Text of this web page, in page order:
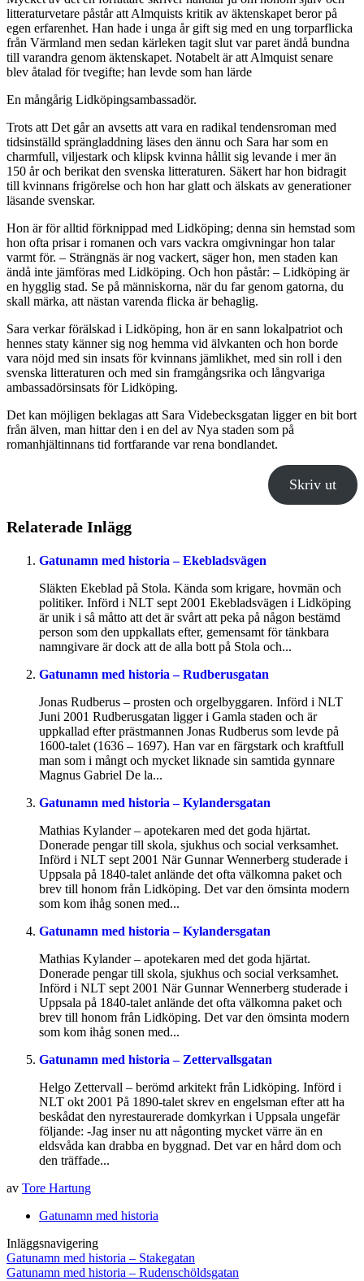
litteraturvetare påstår att Almquists kritik av äktenskapet beror på
egen erfarenhet. Han hade i unga år gift sig med en ung torparflicka
från Värmland men sedan kärleken tagit slut var paret ändå bundna
till varandra genom äktenskapet. Notabelt är att Almquist senare
blev åtalad för tvegifte; han levde som han lärde
En mångårig Lidköpingsambassadör.
Trots att Det går an avsetts att vara en radikal tendensroman med
tidsinställd sprängladdning läses den ännu och Sara har som en
charmfull, viljestark och klipsk kvinna hållit sig levande i mer än
150 år och berikat den svenska litteraturen. Säkert har hon bidragit
till kvinnans frigörelse och hon har glatt och älskats av generationer
läsande svenskar.
Hon är för alltid förknippad med Lidköping; denna sin hemstad som
hon ofta prisar i romanen och vars vackra omgivningar hon talar
varmt för. – Strängnäs är nog vackert, säger hon, men staden kan
ändå inte jämföras med Lidköping. Och hon påstår: – Lidköping är
en hygglig stad. Se på människorna, när du far genom gatorna, du
skall märka, att nästan varenda flicka är behaglig.
Sara verkar förälskad i Lidköping, hon är en sann lokalpatriot och
hennes staty känner sig nog hemma vid älvkanten och hon borde
vara nöjd med sin insats för kvinnans jämlikhet, med sin roll i den
svenska litteraturen och med sin framgångsrika och långvariga
ambassadörsinsats för Lidköping.
Det kan möjligen beklagas att Sara Videbecksgatan ligger en bit bort
från älven, man hittar den i en del av Nya staden som på
romanhjältinnans tid fortfarande var rena bondlandet.
Skriv ut
Relaterade Inlägg
Gatunamn med historia – Ekebladsvägen
Släkten Ekeblad på Stola. Kända som krigare, hovmän och
politiker. Införd i NLT sept 2001 Ekebladsvägen i Lidköping
är unik i så måtto att det är svårt att peka på någon bestämd
person som den uppkallats efter, gemensamt för tänkbara
namngivare är dock att de alla bott på Stola och...
Gatunamn med historia – Rudberusgatan
Jonas Rudberus – prosten och orgelbyggaren. Införd i NLT
Juni 2001 Rudberusgatan ligger i Gamla staden och är
uppkallad efter prästmannen Jonas Rudberus som levde på
1600-talet (1636 – 1697). Han var en färgstark och kraftfull
man som i mångt och mycket liknade sin samtida gynnare
Magnus Gabriel De la...
Gatunamn med historia – Kylandersgatan
Mathias Kylander – apotekaren med det goda hjärtat.
Donerade pengar till skola, sjukhus och social verksamhet.
Införd i NLT sept 2001 När Gunnar Wennerberg studerade i
Uppsala på 1840-talet anlände det ofta välkomna paket och
brev till honom från Lidköping. Det var den ömsinta modern
som kom ihåg sonen med...
Gatunamn med historia – Kylandersgatan
Mathias Kylander – apotekaren med det goda hjärtat.
Donerade pengar till skola, sjukhus och social verksamhet.
Införd i NLT sept 2001 När Gunnar Wennerberg studerade i
Uppsala på 1840-talet anlände det ofta välkomna paket och
brev till honom från Lidköping. Det var den ömsinta modern
som kom ihåg sonen med...
Gatunamn med historia – Zettervallsgatan
Helgo Zettervall – berömd arkitekt från Lidköping. Införd i
NLT okt 2001 På 1890-talet skrev en engelsman efter att ha
beskådat den nyrestaurerade domkyrkan i Uppsala ungefär
följande: -Jag inser nu att någonting mycket värre än en
eldsvåda kan drabba en byggnad. Det var en hård dom och
den träffade...
av Tore Hartung
Gatunamn med historia
Inläggsnavigering
Gatunamn med historia – Stakegatan
Gatunamn med historia – Rudenschöldsgatan